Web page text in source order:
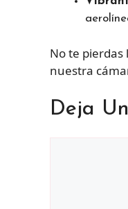
No te pierdas
nuestra
Deja